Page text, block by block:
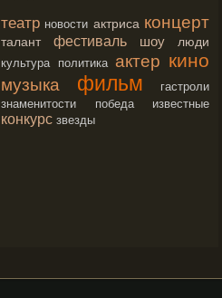
театр новости актриса концерт
талант фестиваль шоу люди
культура политика актер кино
музыка фильм
гастроли
знаменитости
победа известные
конкурс звезды